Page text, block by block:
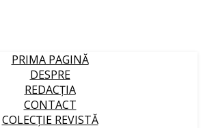
PRIMA PAGINĂ
DESPRE
REDACȚIA
CONTACT
COLECȚIE REVISTĂ